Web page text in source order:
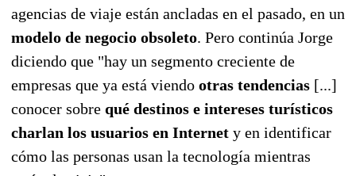
agencias de viaje están ancladas en el pasado, en un
modelo de negocio obsoleto. Pero continúa Jorge
diciendo que "hay un segmento creciente de
empresas que ya está viendo otras tendencias [...]
conocer sobre qué destinos e intereses turísticos
charlan los usuarios en Internet y en identificar
cómo las personas usan la tecnología mientras